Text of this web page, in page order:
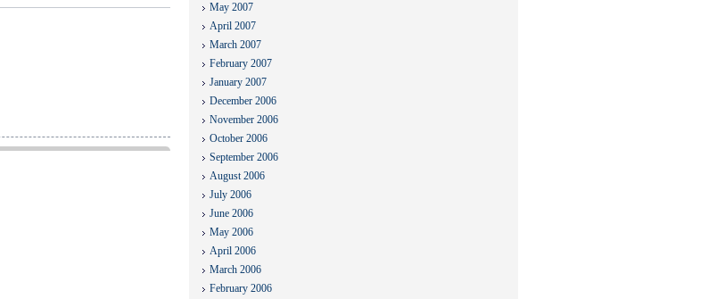
May 2007
April 2007
March 2007
February 2007
January 2007
December 2006
November 2006
October 2006
September 2006
August 2006
July 2006
June 2006
May 2006
April 2006
March 2006
February 2006